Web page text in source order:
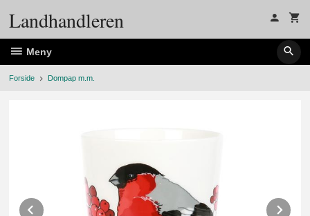
Landhandleren
Meny
Forside Dompap m.m.
Prev